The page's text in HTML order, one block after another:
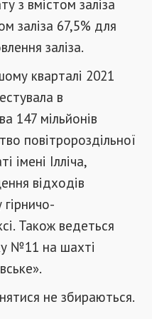
з вмістом заліза
заліза 67,5% для
заліза.
кварталі 2021
в
147 мільйонів
повітророздільної
імені Ілліча,
відходів
Також ведеться
№11 на шахті
не збираються.